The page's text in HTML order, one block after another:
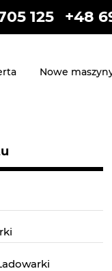
125 +48
Nowe